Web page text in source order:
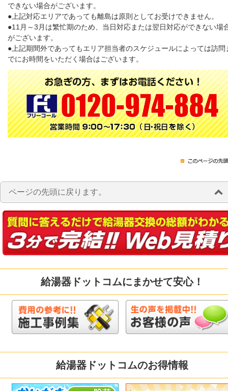
できない場合がございます。
●上記対応エリアであっても離島は原則としてお受けできません。
●11月～3月は繁忙期のため、当日対応または翌日対応ができない場
がございます。
●上記期間外であってもエリア担当者のスケジュールによっては訪問
でにお時間をいただく場合はございます。
ページの先頭に戻ります。
給湯器ドットコムにまかせて安心！
給湯器ドットコムのお得情報